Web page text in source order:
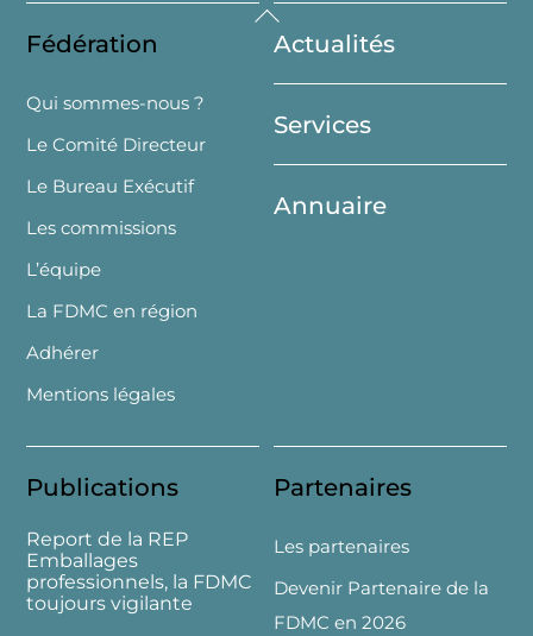
Back
To
Top
Fédération
Qui sommes-nous ?
Le Comité Directeur
Le Bureau Exécutif
Les commissions
L’équipe
La FDMC en région
Adhérer
Mentions légales
Actualités
Services
Annuaire
Publications
Report de la REP
Emballages
professionnels, la FDMC
toujours vigilante
Partenaires
Les partenaires
Devenir Partenaire de la
FDMC en 2026